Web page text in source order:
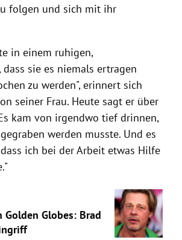
folgen und sich mit ihr
in einem ruhigen,
sie es niemals ertragen
zu werden", erinnert sich
seiner Frau. Heute sagt er über
kam von irgendwo tief drinnen,
werden musste. Und es
ich bei der Arbeit etwas Hilfe
Golden Globes: Brad